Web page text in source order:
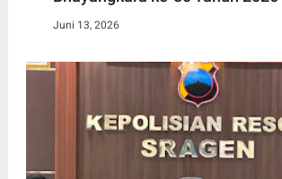
Juni 13, 2026